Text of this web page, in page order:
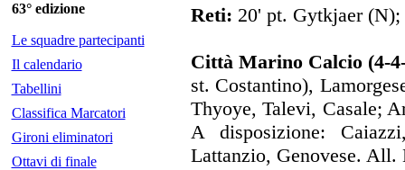
63° edizione
Le squadre partecipanti
Il calendario
Tabellini
Classifica Marcatori
Gironi eliminatori
Ottavi di finale
Reti: 20' pt. Gytkjaer
Città Marino Calcio (4-
st. Costantino),
Thyoye, Talevi, Casale;
A disposizione:
Lattanzio, Genovese. All.